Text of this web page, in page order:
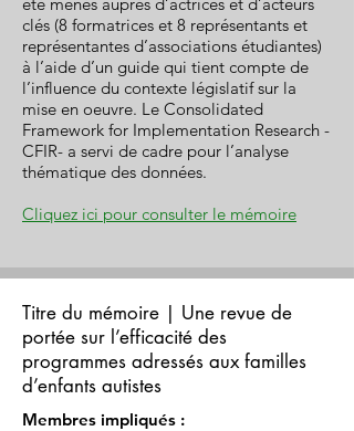
clés (8 formatrices et 8 représentants et
représentantes d’associations étudiantes)
à l’aide d’un guide qui tient compte de
l’influence du contexte législatif sur la
mise en oeuvre. Le Consolidated
Framework for Implementation Research -
CFIR- a servi de cadre pour l’analyse
thématique des données.
Cliquez ici pour consulter le mémoire
Titre du mémoire | Une revue de
portée sur l’efficacité des
programmes adressés aux familles
d’enfants autistes
Membres impliqués :